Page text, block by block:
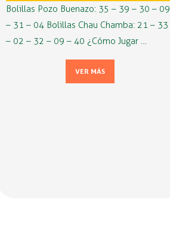
Bolillas Pozo Buenazo: 35 – 39 – 30 – 09
– 31 – 04 Bolillas Chau Chamba: 21 – 33
– 02 – 32 – 09 – 40 ¿Cómo Jugar …
VER MÁS